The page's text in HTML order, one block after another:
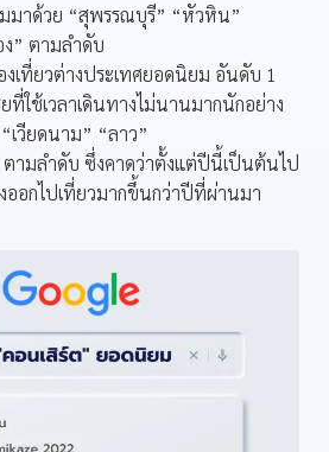
มาด้วย “สุพรรณบุรี” “หัวหิน”
ง” ตามลำดับ
ที่ยวต่างประเทศยอดนิยม อันดับ 1
ที่ใช้เวลาเดินทางไม่นานมากนักอย่าง
เวียดนาม” “ลาว”
ามลำดับ ซึ่งคาดว่าตั้งแต่ปีนี้เป็นต้นไป
ออกไปเที่ยวมากขึ้นกว่าปีที่ผ่านมา